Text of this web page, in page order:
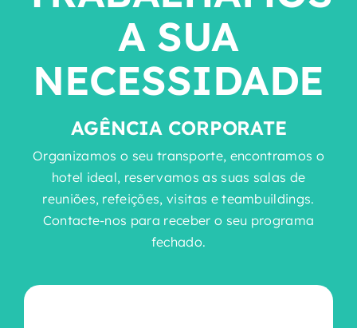
A SUA
NECESSIDADE
AGÊNCIA CORPORATE
Organizamos o seu transporte, encontramos o
hotel ideal, reservamos as suas salas de
reuniões, refeições, visitas e teambuildings.
Contacte-nos para receber o seu programa
fechado.